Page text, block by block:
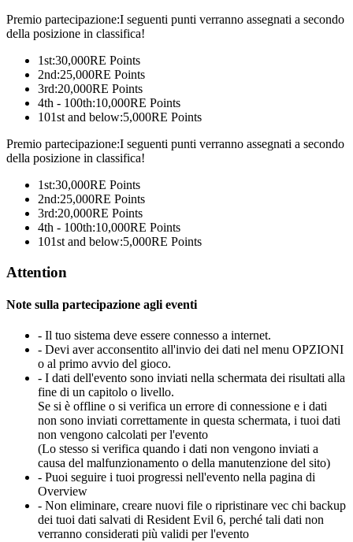
Premio partecipazione:I seguenti punti verranno assegnati a secondo
della posizione in classifica!
1st:30,000RE Points
2nd:25,000RE Points
3rd:20,000RE Points
4th - 100th:10,000RE Points
101st and below:5,000RE Points
Premio partecipazione:I seguenti punti verranno assegnati a secondo
della posizione in classifica!
1st:30,000RE Points
2nd:25,000RE Points
3rd:20,000RE Points
4th - 100th:10,000RE Points
101st and below:5,000RE Points
Attention
Note sulla partecipazione agli eventi
- Il tuo sistema deve essere connesso a internet.
- Devi aver acconsentito all'invio dei dati nel menu OPZIONI
o al primo avvio del gioco.
- I dati dell'evento sono inviati nella schermata dei risultati alla
fine di un capitolo o livello.
Se si è offline o si verifica un errore di connessione e i dati
non sono inviati correttamente in questa schermata, i tuoi dati
non vengono calcolati per l'evento
(Lo stesso si verifica quando i dati non vengono inviati a
causa del malfunzionamento o della manutenzione del sito)
- Puoi seguire i tuoi progressi nell'evento nella pagina di
Overview
- Non eliminare, creare nuovi file o ripristinare vec chi backup
dei tuoi dati salvati di Resident Evil 6, perché tali dati non
verranno considerati più validi per l'evento